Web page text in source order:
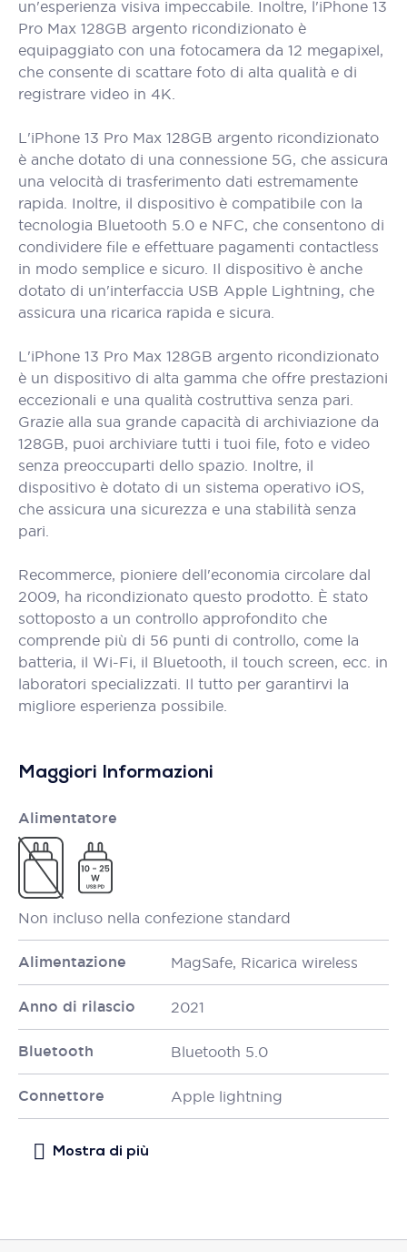
un'esperienza visiva impeccabile. Inoltre, l'iPhone 13
Pro Max 128GB argento ricondizionato è
equipaggiato con una fotocamera da 12 megapixel,
che consente di scattare foto di alta qualità e di
registrare video in 4K.
L'iPhone 13 Pro Max 128GB argento ricondizionato
è anche dotato di una connessione 5G, che assicura
una velocità di trasferimento dati estremamente
rapida. Inoltre, il dispositivo è compatibile con la
tecnologia Bluetooth 5.0 e NFC, che consentono di
condividere file e effettuare pagamenti contactless
in modo semplice e sicuro. Il dispositivo è anche
dotato di un'interfaccia USB Apple Lightning, che
assicura una ricarica rapida e sicura.
L'iPhone 13 Pro Max 128GB argento ricondizionato
è un dispositivo di alta gamma che offre prestazioni
eccezionali e una qualità costruttiva senza pari.
Grazie alla sua grande capacità di archiviazione da
128GB, puoi archiviare tutti i tuoi file, foto e video
senza preoccuparti dello spazio. Inoltre, il
dispositivo è dotato di un sistema operativo iOS,
che assicura una sicurezza e una stabilità senza
pari.
Recommerce, pioniere dell'economia circolare dal
2009, ha ricondizionato questo prodotto. È stato
sottoposto a un controllo approfondito che
comprende più di 56 punti di controllo, come la
batteria, il Wi-Fi, il Bluetooth, il touch screen, ecc. in
laboratori specializzati. Il tutto per garantirvi la
migliore esperienza possibile.
Maggiori Informazioni
Alimentatore
Non incluso nella confezione standard
Alimentazione MagSafe, Ricarica wireless
Anno di rilascio 2021
Bluetooth Bluetooth 5.0
Connettore Apple lightning